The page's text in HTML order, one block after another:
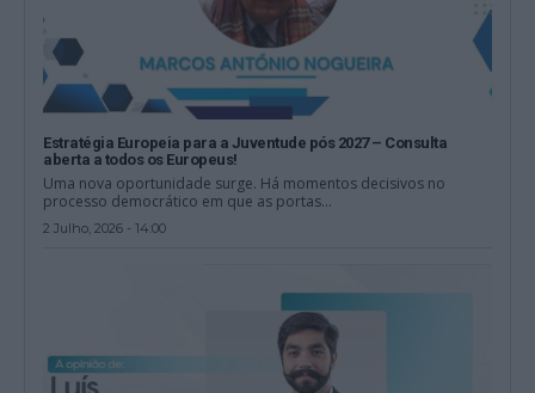
Estratégia Europeia para a Juventude pós 2027 – Consulta
aberta a todos os Europeus!
Uma nova oportunidade surge. Há momentos decisivos no
processo democrático em que as portas...
2 Julho, 2026 - 14:00